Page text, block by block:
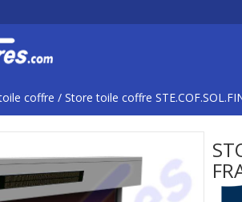
coffre / Store toile coffre